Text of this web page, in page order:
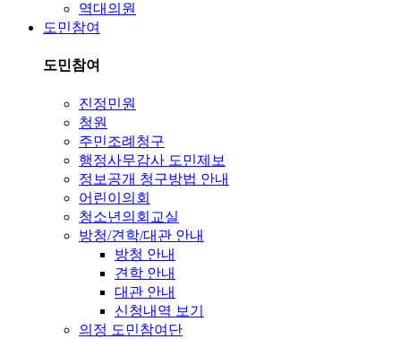
역대의원
도민참여
도민참여
진정민원
청원
주민조례청구
행정사무감사 도민제보
정보공개 청구방법 안내
어린이의회
청소년의회교실
방청/견학/대관 안내
방청 안내
견학 안내
대관 안내
신청내역 보기
의정 도민참여단